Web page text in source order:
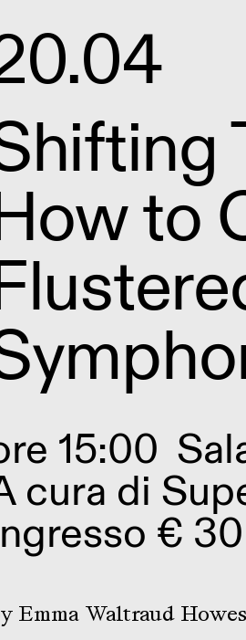
to
15:00
cura di
€ 30
Emma Waltraud Howes